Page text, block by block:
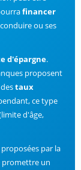
financer
ou ses
d'épargne.
proposent
taux
ce type
d'âge,
par la
promettre un